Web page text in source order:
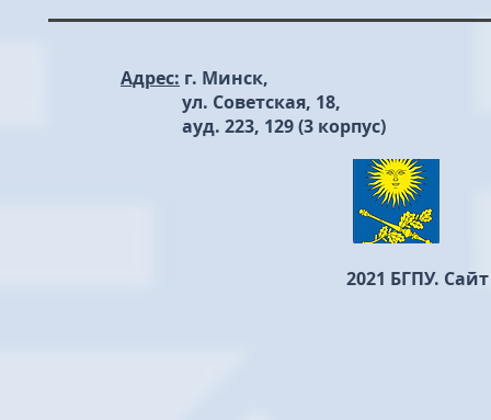
Адрес: г. Минск,
ул. Советская, 18,
ауд. 223, 129 (3 корпус)
2021 БГПУ.